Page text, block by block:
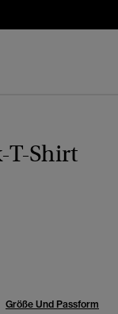
T-Shirt
Größe Und Passform